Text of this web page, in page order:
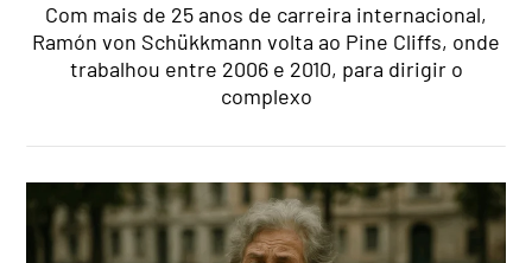
Com mais de 25 anos de carreira internacional,
Ramón von Schükkmann volta ao Pine Cliffs, onde
trabalhou entre 2006 e 2010, para dirigir o
complexo